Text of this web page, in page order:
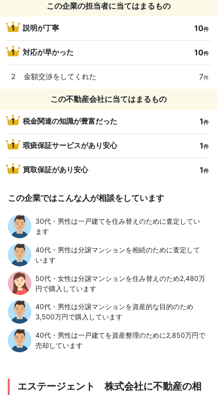
この企業の担当者に当てはまるもの
1 説明が丁寧 10件
1 対応が早かった 10件
2 金額交渉をしてくれた 7件
この不動産会社に当てはまるもの
1 税金関連の知識が豊富だった 1件
1 瑕疵保証サービスがあり安心 1件
1 買取保証があり安心 1件
この企業ではこんな人が相談をしています
30代・男性は一戸建てを住み替えのために査定してい
ます
40代・男性は分譲マンションを相続のために査定して
います
50代・女性は分譲マンションを住み替えのため2,480万
円で購入しています
40代・男性は分譲マンションを資産的な目的のため
3,500万円で購入しています
40代・男性は一戸建てを資産整理のために2,850万円で
売却しています
エステージェント 株式会社に不動産の相